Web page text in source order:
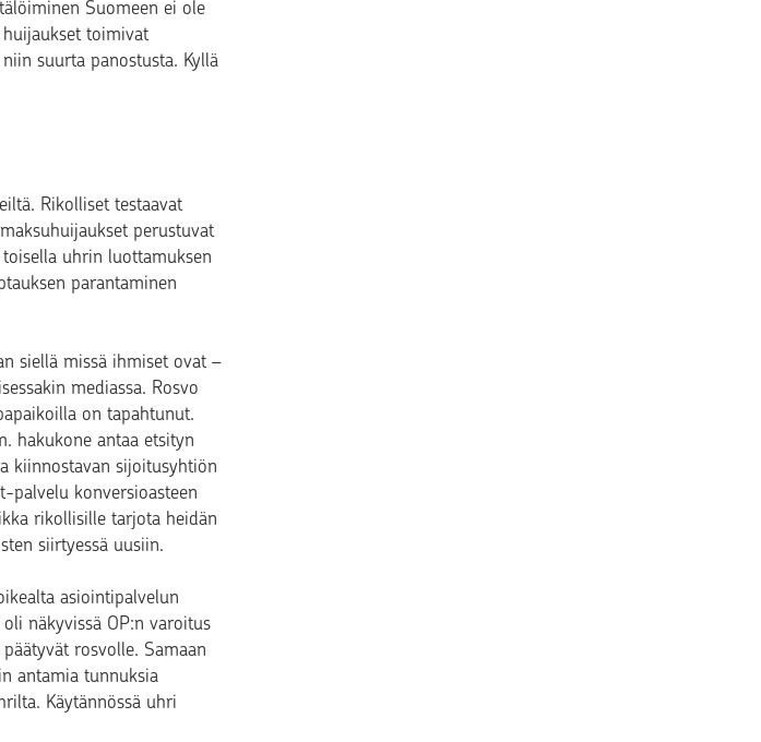
Suomeen ei ole
toimivat
suurta panostusta. Kyllä
Rikolliset testaavat
perustuvat
uhrin luottamuksen
parantaminen
siellä missä ihmiset ovat –
mediassa. Rosvo
on tapahtunut.
hakukone antaa etsityn
kiinnostavan sijoitusyhtiön
palvelu konversioasteen
rikollisille tarjota heidän
siirtyessä uusiin.
asiointipalvelun
näkyvissä OP:n varoitus
rosvolle. Samaan
antamia tunnuksia
Käytännössä uhri